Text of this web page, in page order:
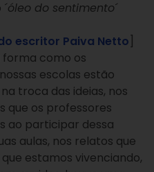
óleo do sentimento´
escritor Paiva Netto
forma como os
escolas estão
troca das ideias, nos
que os professores
ao participar dessa
aulas, nos relatos que
estamos vivenciando,